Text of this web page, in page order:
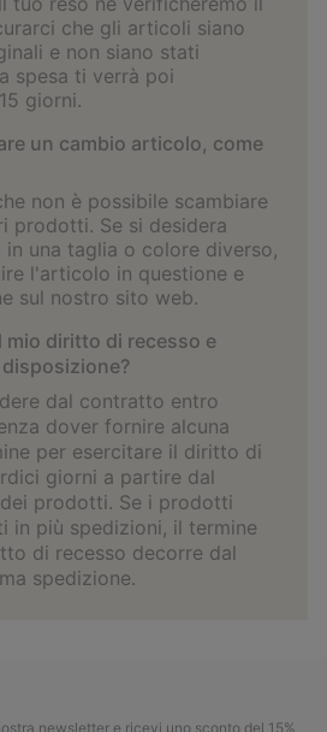
che gli articoli siano
e non siano stati
spesa ti verrà poi
giorni.
un cambio articolo, come
non è possibile scambiare
prodotti. Se si desidera
una taglia o colore diverso,
l'articolo in questione e
sul nostro sito web.
mio diritto di recesso e
dal contratto entro
dover fornire alcuna
per esercitare il diritto di
giorni a partire dal
prodotti. Se i prodotti
in più spedizioni, il termine
di recesso decorre dal
spedizione.
newsletter e ricevi uno sconto del 15%